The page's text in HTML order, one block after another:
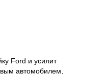
Ford и усилит
автомобилем,